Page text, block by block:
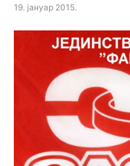
19. јануар 2015.